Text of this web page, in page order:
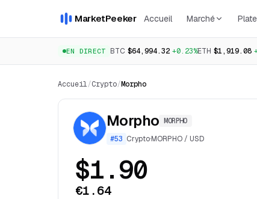
MarketPeeker Accueil Marché
EN DIRECT BTC $64,994.32 +0.23%ETH $1,919.08
Accueil/Crypto/Morpho
Morpho MORPHO
#53 Crypto·MORPHO / USD
$1.90
€1.64